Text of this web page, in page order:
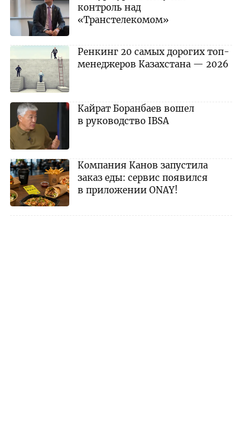
контроль над
«Транстелекомом»
Ренкинг 20 самых дорогих топ-
менеджеров Казахстана — 2026
Кайрат Боранбаев вошел
в руководство IBSA
Компания Канов запустила
заказ еды: сервис появился
в приложении ONAY!